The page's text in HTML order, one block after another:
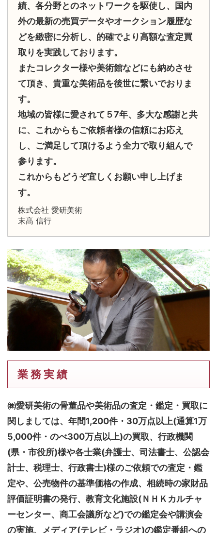
績、各分野とのネットワークを駆使し、国内
外の最新の売買データやオークション履歴な
どを緻密に分析し、的確でより高額な査定買
取りを実践しております。
またコレクター様や美術館などにも納めさせ
て頂き、貴重な美術品を後世に繋いでおりま
す。
地域の皆様に愛されて５7年、多大な感謝と共
に、これからもご依頼者様の信頼にお応え
し、ご満足して頂けるよう全力で取り組んで
参ります。
これからもどうぞ宜しくお願い申し上げま
す。
株式会社 愛研美術
末髙 信行
業 務 実 績
㈱愛研美術の骨董品や美術品の査定・鑑定・買取に
関しましては、 年間1,200件・30万点以上(通算1万
5,000件・のべ300万点以上)の買取、行政機関
(県・市役所)様や各士業(弁護士、司法書士、公認会
計士、税理士、行政書士)様のご依頼での査定・鑑
定や、公売物件の基準価格の作成、相続時の家財品
評価証明書の発行、教育文化施設(ＮＨＫカルチャ
ーセンター、商工会議所など)での鑑定会や講演会
の実施、メディア(テレビ・ラジオ)の鑑定番組への